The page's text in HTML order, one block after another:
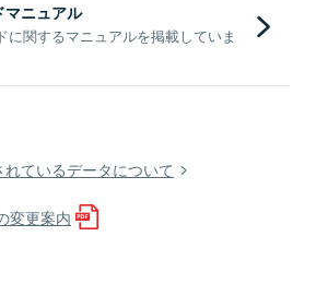
マニュアル
に関するマニュアルを掲載していま
ているデータについて
変更案内